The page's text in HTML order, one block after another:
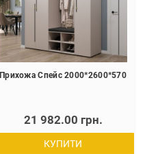
Прихожа Спейс 2000*2600*570
21 982.00 грн.
КУПИТИ